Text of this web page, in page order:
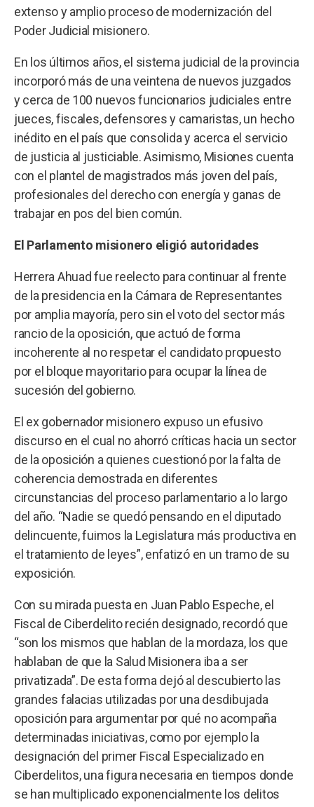
extenso y amplio proceso de modernización del
Poder Judicial misionero.
En los últimos años, el sistema judicial de la provincia
incorporó más de una veintena de nuevos juzgados
y cerca de 100 nuevos funcionarios judiciales entre
jueces, fiscales, defensores y camaristas, un hecho
inédito en el país que consolida y acerca el servicio
de justicia al justiciable. Asimismo, Misiones cuenta
con el plantel de magistrados más joven del país,
profesionales del derecho con energía y ganas de
trabajar en pos del bien común.
El Parlamento misionero eligió autoridades
Herrera Ahuad fue reelecto para continuar al frente
de la presidencia en la Cámara de Representantes
por amplia mayoría, pero sin el voto del sector más
rancio de la oposición, que actuó de forma
incoherente al no respetar el candidato propuesto
por el bloque mayoritario para ocupar la línea de
sucesión del gobierno.
El ex gobernador misionero expuso un efusivo
discurso en el cual no ahorró críticas hacia un sector
de la oposición a quienes cuestionó por la falta de
coherencia demostrada en diferentes
circunstancias del proceso parlamentario a lo largo
del año. “Nadie se quedó pensando en el diputado
delincuente, fuimos la Legislatura más productiva en
el tratamiento de leyes”, enfatizó en un tramo de su
exposición.
Con su mirada puesta en Juan Pablo Espeche, el
Fiscal de Ciberdelito recién designado, recordó que
“son los mismos que hablan de la mordaza, los que
hablaban de que la Salud Misionera iba a ser
privatizada”. De esta forma dejó al descubierto las
grandes falacias utilizadas por una desdibujada
oposición para argumentar por qué no acompaña
determinadas iniciativas, como por ejemplo la
designación del primer Fiscal Especializado en
Ciberdelitos, una figura necesaria en tiempos donde
se han multiplicado exponencialmente los delitos